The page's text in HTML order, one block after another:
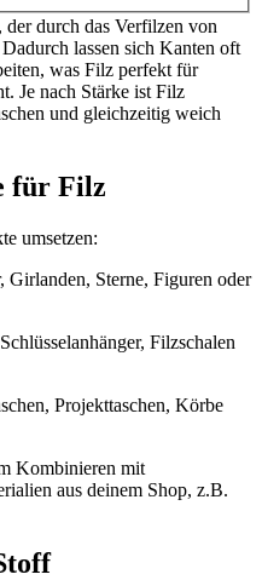
durch das Verfilzen von
lassen sich Kanten oft
was Filz perfekt für
Je nach Stärke ist Filz
und gleichzeitig weich
für Filz
umsetzen:
Girlanden, Sterne, Figuren oder
Filzschalen
Projekttaschen, Körbe
Kombinieren mit
aus deinem Shop, z.B.